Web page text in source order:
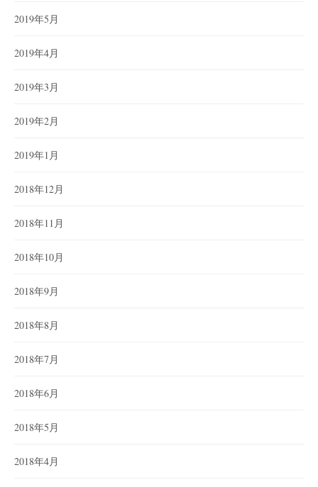
2019年5月
2019年4月
2019年3月
2019年2月
2019年1月
2018年12月
2018年11月
2018年10月
2018年9月
2018年8月
2018年7月
2018年6月
2018年5月
2018年4月